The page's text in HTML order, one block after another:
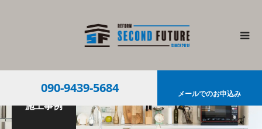
090-9439-5684 メールでのお申込み
施工事例